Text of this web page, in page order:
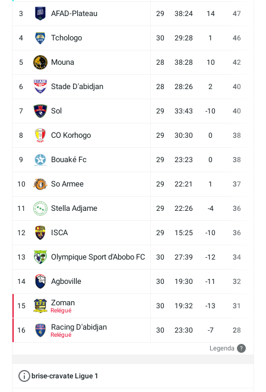
3 AFAD-Plateau 29 38:24 14 47
4 Tchologo 30 29:28 1 46
5 Mouna 28 38:28 10 42
6 Stade D'abidjan 28 28:26 2 40
7 Sol 29 33:43 -10 40
8 CO Korhogo 29 30:30 0 38
9 Bouaké Fc 29 23:23 0 38
10 So Armee 29 22:21 1 37
11 Stella Adjame 29 22:26 -4 36
12 ISCA 29 15:25 -10 36
13 Olympique Sport d'Abobo FC 30 27:39 -12 34
14 Agboville 30 19:30 -11 32
15 Zoman
Relégué
30 19:32 -13 31
16 Racing D'abidjan
Relégué
30 23:30 -7 28
Legenda ?
brise-cravate Ligue 1